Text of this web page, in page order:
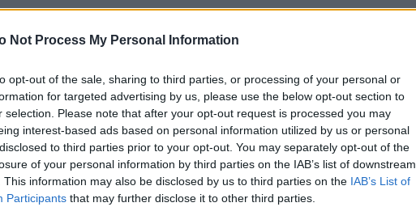
Not Process My Personal Information
opt-out of the sale, sharing to third parties, or processing of your personal or
for targeted advertising by us, please use the below opt-out section to
selection. Please note that after your opt-out request is processed you may
interest-based ads based on personal information utilized by us or personal
to third parties prior to your opt-out. You may separately opt-out of the
of your personal information by third parties on the IAB’s list of downstream
This information may also be disclosed by us to third parties on the IAB’s List of
Participants that may further disclose it to other third parties.